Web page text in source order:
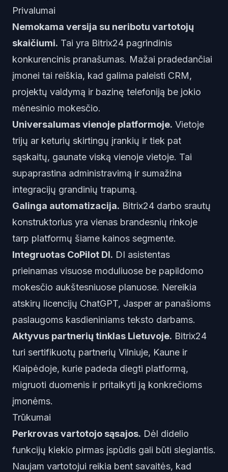
Privalumai
Nemokama versija su neribotu vartotojų
skaičiumi. Tai yra Bitrix24 pagrindinis
konkurencinis pranašumas. Mažai pradedančiai
įmonei tai reiškia, kad galima paleisti CRM,
projektų valdymą ir bazinę telefoniją be jokio
mėnesinio mokesčio.
Universalumas vienoje platformoje. Vietoje
trijų ar keturių skirtingų įrankių ir tiek pat
sąskaitų, gaunate viską vienoje vietoje. Tai
supaprastina administravimą ir sumažina
integracijų grandinių trapumą.
Galinga automatizacija. Bitrix24 darbo srautų
konstruktorius yra vienas brandesnių rinkoje
tarp platformų šiame kainos segmente.
Integruotas CoPilot DI. DI asistentas
prieinamas visuose moduliuose be papildomo
mokesčio aukštesniuose planuose. Nereikia
atskirų licencijų ChatGPT, Jasper ar panašioms
paslaugoms kasdieniniams teksto darbams.
Aktyvus partnerių tinklas Lietuvoje. Bitrix24
turi sertifikuotų partnerių Vilniuje, Kaune ir
Klaipėdoje, kurie padeda diegti platformą,
migruoti duomenis ir pritaikyti ją konkrečioms
įmonėms.
Trūkumai
Perkrovas vartotojo sąsajos. Dėl didelio
funkcijų kiekio pirmas įspūdis gali būti slegiantis.
Naujam vartotojui reikia bent savaitės, kad